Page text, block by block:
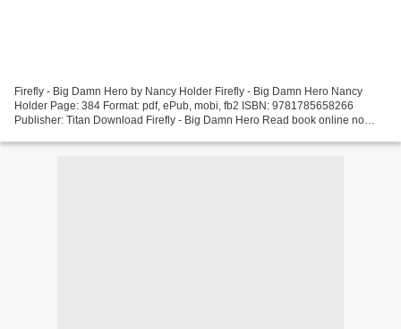
Firefly - Big Damn Hero by Nancy Holder Firefly - Big Damn Hero Nancy
Holder Page: 384 Format: pdf, ePub, mobi, fb2 ISBN: 9781785658266
Publisher: Titan Download Firefly - Big Damn Hero Read book online no